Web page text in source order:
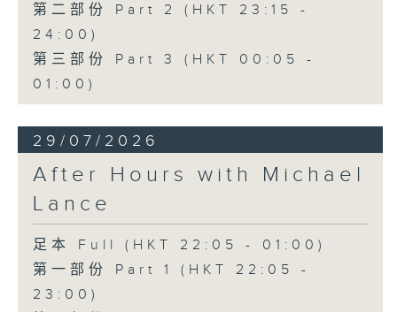
第二部份 Part 2 (HKT 23:15 -
24:00)
第三部份 Part 3 (HKT 00:05 -
01:00)
29/07/2026
After Hours with Michael
Lance
足本 Full (HKT 22:05 - 01:00)
第一部份 Part 1 (HKT 22:05 -
23:00)